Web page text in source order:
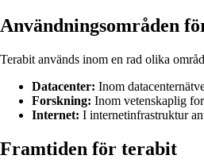
Användningsområden
Terabit används inom en rad olika
Datacenter: Inom
Forskning: Inom vetenskaplig
Internet: I internetinfrastruktur
Framtiden för terabit